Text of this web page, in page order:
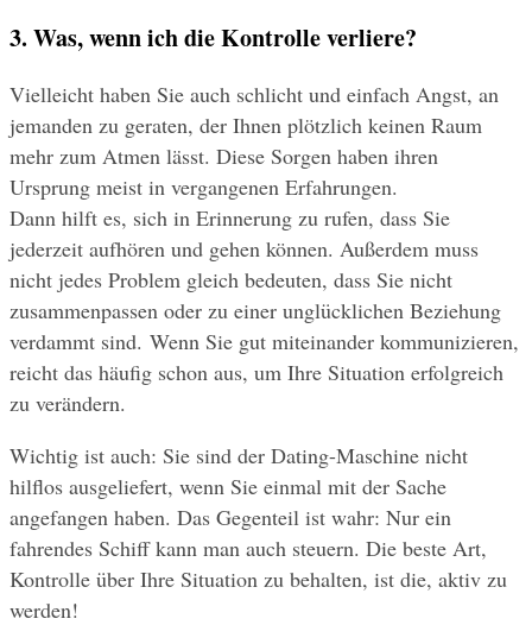
3. Was, wenn ich die Kontrolle verliere?
Vielleicht haben Sie auch schlicht und einfach Angst, an
jemanden zu geraten, der Ihnen plötzlich keinen Raum
mehr zum Atmen lässt. Diese Sorgen haben ihren
Ursprung meist in vergangenen Erfahrungen.
Dann hilft es, sich in Erinnerung zu rufen, dass Sie
jederzeit aufhören und gehen können. Außerdem muss
nicht jedes Problem gleich bedeuten, dass Sie nicht
zusammenpassen oder zu einer unglücklichen Beziehung
verdammt sind. Wenn Sie gut miteinander kommunizieren,
reicht das häufig schon aus, um Ihre Situation erfolgreich
zu verändern.
Wichtig ist auch: Sie sind der Dating-Maschine nicht
hilflos ausgeliefert, wenn Sie einmal mit der Sache
angefangen haben. Das Gegenteil ist wahr: Nur ein
fahrendes Schiff kann man auch steuern. Die beste Art,
Kontrolle über Ihre Situation zu behalten, ist die, aktiv zu
werden!